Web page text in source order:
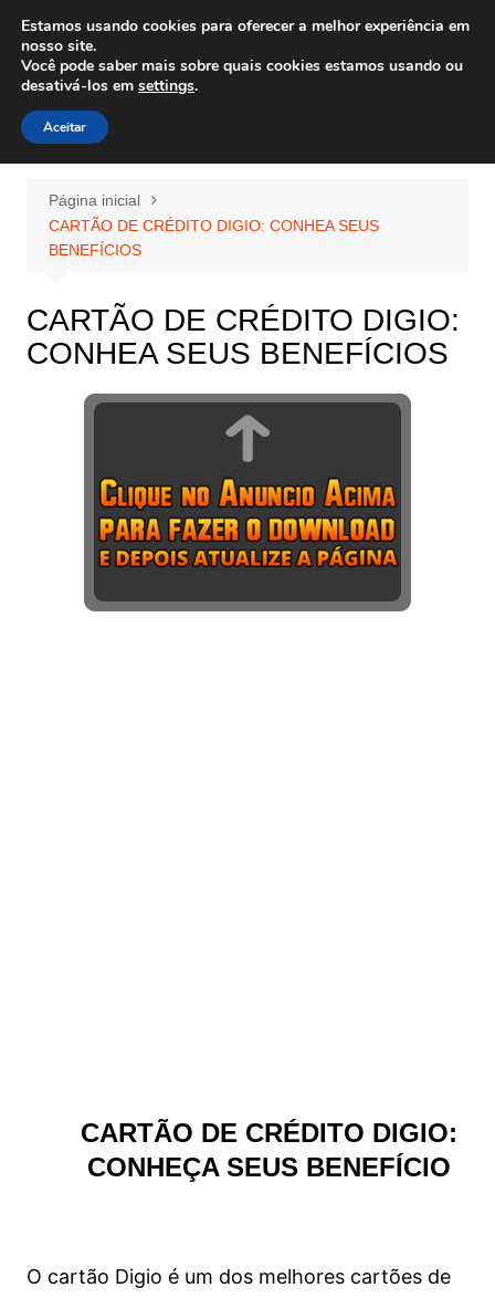
para
conteúdo
Wiley Wales
corais algas e vida marinha
Página inicial
CARTÃO DE CRÉDITO DIGIO: CONHEA SEUS
BENEFÍCIOS
CARTÃO DE CRÉDITO DIGIO:
CONHEA SEUS BENEFÍCIOS
CARTÃO DE CRÉDITO DIGIO:
CONHEÇA SEUS BENEFÍCIO
O cartão Digio é um dos melhores cartões de
Estamos usando cookies para oferecer a melhor experiência em
nosso site.
Você pode saber mais sobre quais cookies estamos usando ou
desativá-los em settings.
Aceitar